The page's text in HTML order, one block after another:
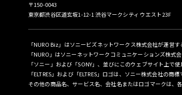
〒150-0043
東京都渋谷区道玄坂1-12-1 渋谷マークシティ ウエスト23F
「NURO Biz」はソニービズネットワークス株式会社が運営
「NURO」はソニーネットワークコミュニケーションズ株式
「ソニー」および「SONY」、並びにこのウェブサイト上で
「ELTRES」および「ELTRES」ロゴは、ソニー株式会社の商標
その他の商品名、サービス名、会社名またはロゴマークは、